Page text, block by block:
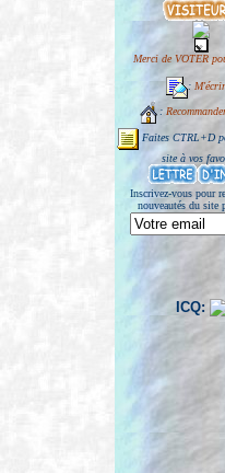
Merci de VOTER
:
:
Faites CTRL+D
site à vos
Inscrivez-vous pour
nouveautés du site
ICQ: